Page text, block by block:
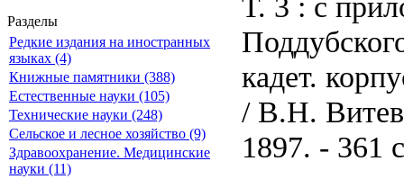
Разделы
Редкие издания на иностранных
языках (4)
Книжные памятники (388)
Естественные науки (105)
Технические науки (248)
Сельское и лесное хозяйство (9)
Здравоохранение. Медицинские
науки (11)
кадет.
/ В.Н.
1897. - 361